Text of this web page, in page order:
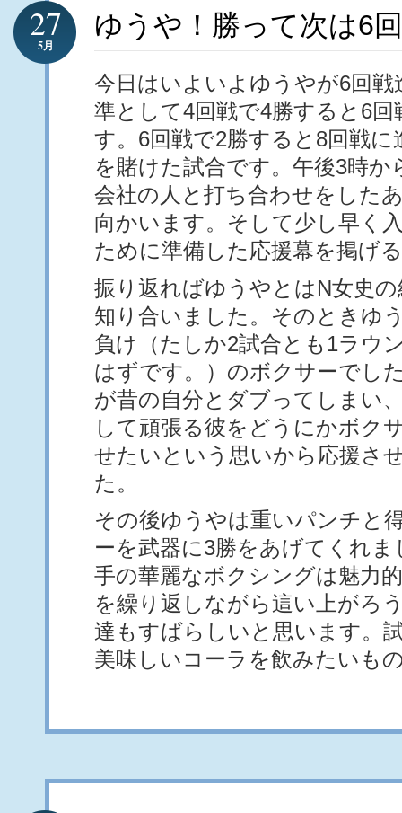
ゆうや！勝って次は6
27
5月
今日はいよいよゆうやが6回戦
準として4回戦で4勝すると6
す。6回戦で2勝すると8回戦に
を賭けた試合です。午後3時か
会社の人と打ち合わせをした
向かいます。そして少し早く
ために準備した応援幕を掲げ
振り返ればゆうやとはN女史
知り合いました。そのときゆ
負け（たしか2試合とも1ラウ
はずです。）のボクサーでし
が昔の自分とダブってしまい
して頑張る彼をどうにかボク
せたいという思いから応援さ
た。
その後ゆうやは重いパンチと
ーを武器に3勝をあげてくれ
手の華麗なボクシングは魅力
を繰り返しながら這い上がろ
達もすばらしいと思います。
美味しいコーラを飲みたいも